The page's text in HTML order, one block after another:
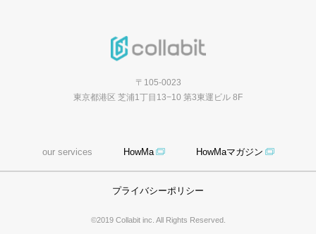
〒105-0023
東京都港区 芝浦1丁目13−10 第3東運ビル 8F
our services HowMa HowMaマガジン
プライバシーポリシー
©2019 Collabit inc. All Rights Reserved.